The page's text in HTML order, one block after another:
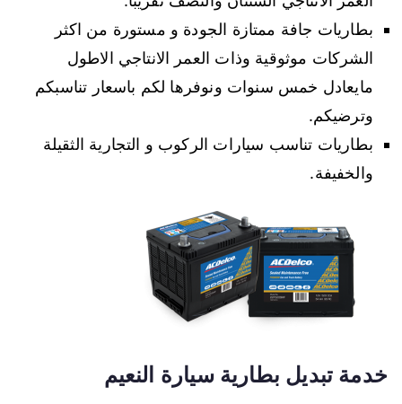
بطاريات جافة ممتازة الجودة و مستورة من اكثر
الشركات موثوقية وذات العمر الانتاجي الاطول
مايعادل خمس سنوات ونوفرها لكم باسعار تناسبكم
وترضيكم.
بطاريات تناسب سيارات الركوب و التجارية الثقيلة
والخفيفة.
خدمة تبديل بطارية سيارة النعيم